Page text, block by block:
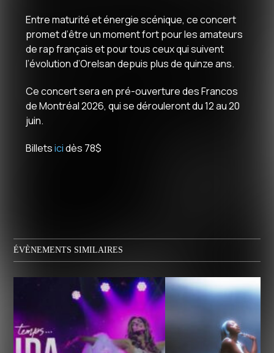
Entre maturité et énergie scénique, ce concert
promet d’être un moment fort pour les amateurs
de rap français et pour tous ceux qui suivent
l’évolution d’Orelsan depuis plus de quinze ans.
Ce concert sera en pré-ouverture des Francos
de Montréal 2026, qui se dérouleront du 12 au 20
juin.
Billetsicidès 78$
ÉVÈNEMENTS SIMILAIRES